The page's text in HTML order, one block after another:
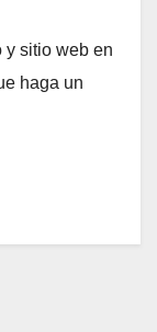
y sitio web en
haga un